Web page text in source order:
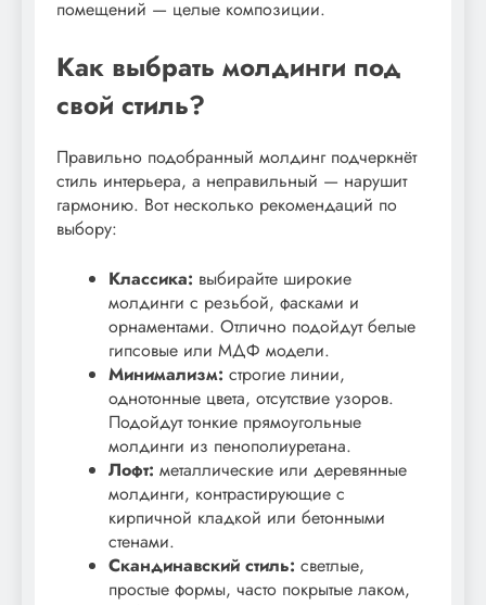
помещений — целые композиции.
Как выбрать молдинги под
свой стиль?
Правильно подобранный молдинг подчеркнёт
стиль интерьера, а неправильный — нарушит
гармонию. Вот несколько рекомендаций по
выбору:
Классика: выбирайте широкие
молдинги с резьбой, фасками и
орнаментами. Отлично подойдут белые
гипсовые или МДФ модели.
Минимализм: строгие линии,
однотонные цвета, отсутствие узоров.
Подойдут тонкие прямоугольные
молдинги из пенополиуретана.
Лофт: металлические или деревянные
молдинги, контрастирующие с
кирпичной кладкой или бетонными
стенами.
Скандинавский стиль: светлые,
простые формы, часто покрытые лаком,